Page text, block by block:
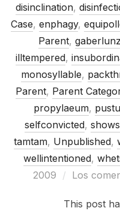
disinclination,
Case, enphagy,
Parent,
illtempered,
monosyllable,
Parent, Parent
propylaeum,
selfconvicted,
tamtam, Unpublished,
wellintentioned,
2009
Los
This post